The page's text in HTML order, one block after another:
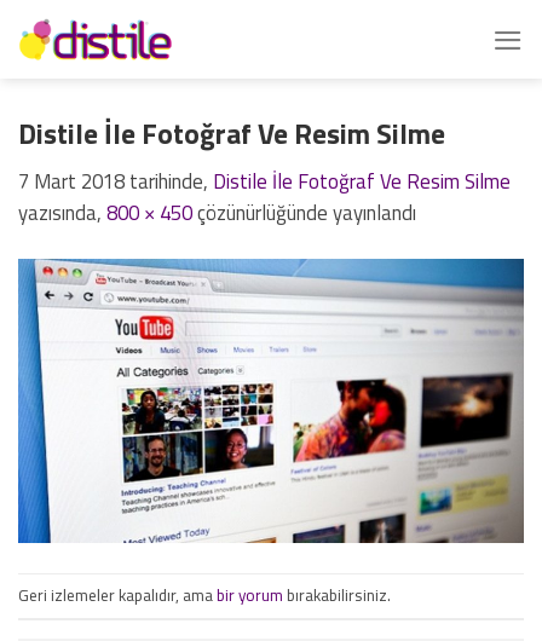
İçeriğe
atla
Distile İle Fotoğraf Ve Resim Silme
7 Mart 2018tarihinde, Distile İle Fotoğraf Ve Resim Silme
yazısında,800 × 450çözünürlüğünde yayınlandı
Geri izlemeler kapalıdır, amabir yorum bırakabilirsiniz.